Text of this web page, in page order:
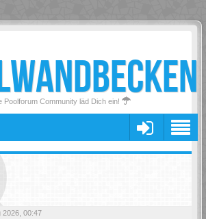
Poolforum Community läd Dich ein!
2026, 00:47